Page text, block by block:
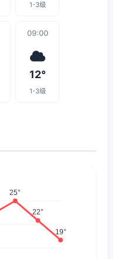
1-3级
09:00
12°
1-3级